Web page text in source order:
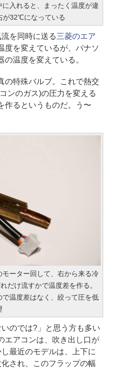
入れると、まったく温度が違
が32℃になっている
を同時に送る三菱のエア
度を変えているが、パナソ
温度を変えている。
特殊バルブ。これで熱交
ンのガス)の圧力を変える
作るというものだ。う〜
ーター回して、右から来る冷
だけ流すかで温度差を作る。
温度差はなく、絞って圧を低
のでは?」と思う方も多い
エアコンは、吹き出し口が
最近のモデルは、上下に
され、このフラップの幅